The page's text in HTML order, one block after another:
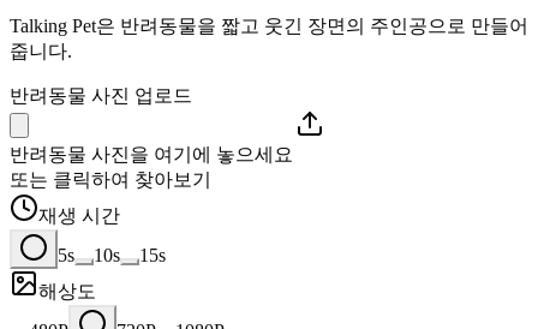
Talking Pet은 반려동물을 짧고 웃긴 장면의 주인공으로 만들어
줍니다.
반려동물 사진 업로드
반려동물 사진을 여기에 놓으세요
또는 클릭하여 찾아보기
재생 시간
5s
10s
15s
해상도